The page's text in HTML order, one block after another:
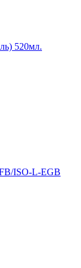
520мл.
ISO-L-EGB